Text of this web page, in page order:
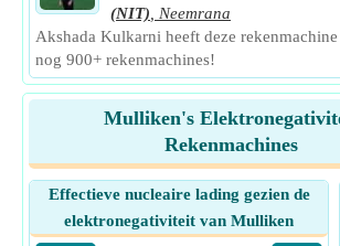
(NIT)
Neemrana
Akshada Kulkarni heeft deze
nog 900+ rekenmachines!
Mulliken's
Rekenmachines
Effectieve nucleaire lading gezien de
elektronegativiteit van Mulliken